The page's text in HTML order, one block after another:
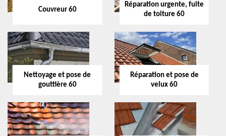
Couvreur 60
Réparation urgente, fuite
de toiture 60
Nettoyage et pose de
gouttière 60
Réparation et pose de
velux 60